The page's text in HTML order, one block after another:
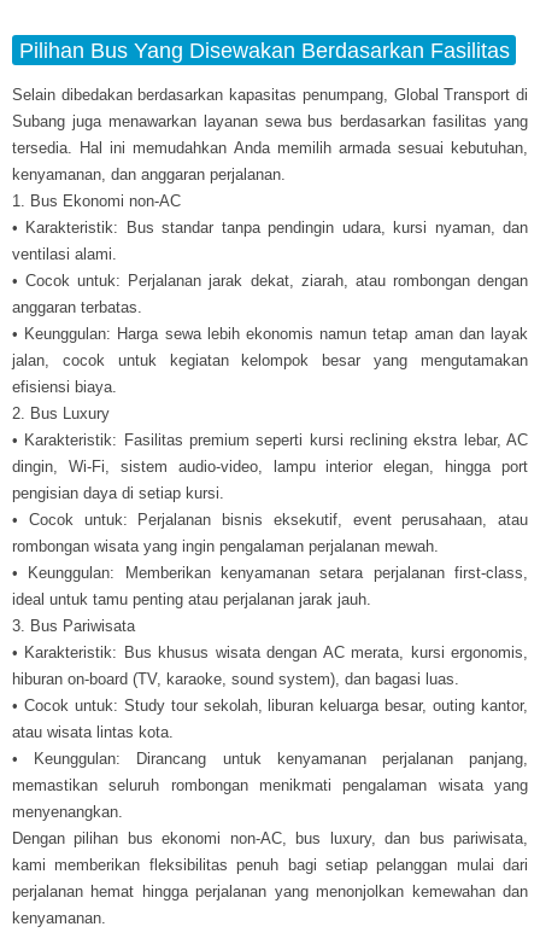
Pilihan Bus Yang Disewakan Berdasarkan Fasilitas
Selain dibedakan berdasarkan kapasitas penumpang, Global Transport di
Subang juga menawarkan layanan sewa bus berdasarkan fasilitas yang
tersedia. Hal ini memudahkan Anda memilih armada sesuai kebutuhan,
kenyamanan, dan anggaran perjalanan.
1. Bus Ekonomi non-AC
• Karakteristik: Bus standar tanpa pendingin udara, kursi nyaman, dan
ventilasi alami.
• Cocok untuk: Perjalanan jarak dekat, ziarah, atau rombongan dengan
anggaran terbatas.
• Keunggulan: Harga sewa lebih ekonomis namun tetap aman dan layak
jalan, cocok untuk kegiatan kelompok besar yang mengutamakan
efisiensi biaya.
2. Bus Luxury
• Karakteristik: Fasilitas premium seperti kursi reclining ekstra lebar, AC
dingin, Wi-Fi, sistem audio-video, lampu interior elegan, hingga port
pengisian daya di setiap kursi.
• Cocok untuk: Perjalanan bisnis eksekutif, event perusahaan, atau
rombongan wisata yang ingin pengalaman perjalanan mewah.
• Keunggulan: Memberikan kenyamanan setara perjalanan first-class,
ideal untuk tamu penting atau perjalanan jarak jauh.
3. Bus Pariwisata
• Karakteristik: Bus khusus wisata dengan AC merata, kursi ergonomis,
hiburan on-board (TV, karaoke, sound system), dan bagasi luas.
• Cocok untuk: Study tour sekolah, liburan keluarga besar, outing kantor,
atau wisata lintas kota.
• Keunggulan: Dirancang untuk kenyamanan perjalanan panjang,
memastikan seluruh rombongan menikmati pengalaman wisata yang
menyenangkan.
Dengan pilihan bus ekonomi non-AC, bus luxury, dan bus pariwisata,
kami memberikan fleksibilitas penuh bagi setiap pelanggan mulai dari
perjalanan hemat hingga perjalanan yang menonjolkan kemewahan dan
kenyamanan.